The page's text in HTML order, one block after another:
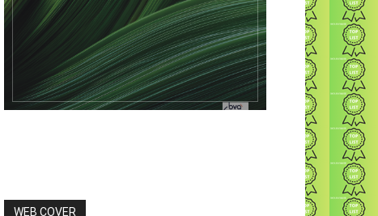
WEB COVER